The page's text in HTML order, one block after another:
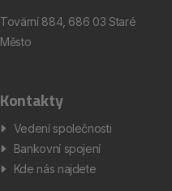
Tovární 884, 686 03 Staré
Město
Kontakty
Vedení společnosti
Bankovní spojení
Kde nás najdete